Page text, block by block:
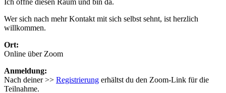
Ich öffne diesen Raum und bin da.
Wer sich nach mehr Kontakt mit sich selbst sehnt, ist herzlich
willkommen.
Ort:
Online über Zoom
Anmeldung:
Nach deiner >> Registrierung erhältst du den Zoom-Link für die
Teilnahme.